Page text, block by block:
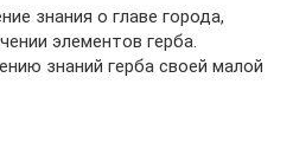
знания о главе города,
элементов герба.
знаний герба своей малой